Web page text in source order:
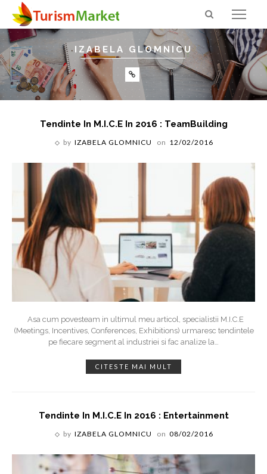
IZABELA GLOMNICU
Tendinte In M.I.C.E In 2016 : TeamBuilding
by IZABELA GLOMNICU on 12/02/2016
Asa cum povesteam in ultimul meu articol, specialistii M.I.C.E
(Meetings, Incentives, Conferences, Exhibitions) urmaresc tendintele
pe fiecare segment al industriei si fac analize la…
CITESTE MAI MULT
Tendinte In M.I.C.E In 2016 : Entertainment
by IZABELA GLOMNICU on 08/02/2016